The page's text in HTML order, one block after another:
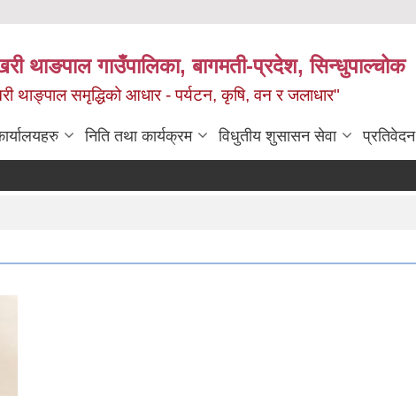
थाङपाल गाउँपालिका, बागमती-प्रदेश, सिन्धुपाल्चोक
थाङ्पाल समृद्धिको आधार - पर्यटन, कृषि, वन र जलाधार"
निति तथा कार्यक्रम विधुतीय शुसासन सेवा प्रतिवेदन